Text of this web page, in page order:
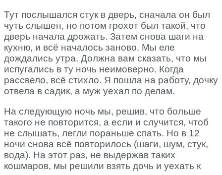
Тут послышался стук в дверь, сначала он был
чуть слышен, но потом грохот был такой, что
дверь начала дрожать. Затем снова шаги на
кухню, и всё началось заново. Мы еле
дождались утра. Должна вам сказать, что мы
испугались в ту ночь неимоверно. Когда
рассвело, всё стихло. Я пошла на работу, дочку
отвела в садик, а муж уехал по делам.
На следующую ночь мы, решив, что больше
такого не повторится, а если и случится, чтоб
не слышать, легли пораньше спать. Но в 12
ночи снова всё повторилось (шаги, шум, стук,
вода). На этот раз, не выдержав таких
кошмаров, мы решили взять дочь и уехать к